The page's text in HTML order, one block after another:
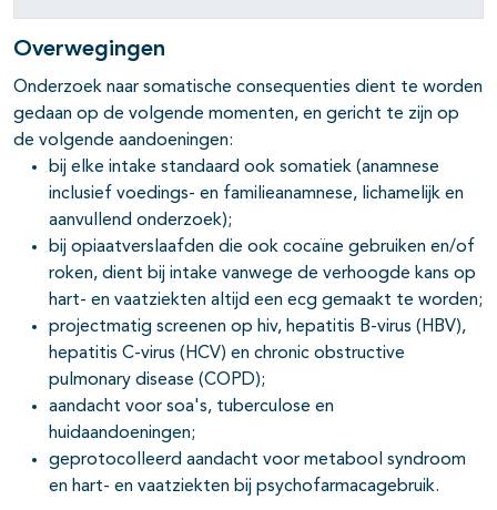
Overwegingen
Onderzoek naar somatische consequenties dient te worden
gedaan op de volgende momenten, en gericht te zijn op
de volgende aandoeningen:
bij elke intake standaard ook somatiek (anamnese
inclusief voedings- en familieanamnese, lichamelijk en
aanvullend onderzoek);
bij opiaatverslaafden die ook cocaïne gebruiken en/of
roken, dient bij intake vanwege de verhoogde kans op
hart- en vaatziekten altijd een ecg gemaakt te worden;
projectmatig screenen op hiv, hepatitis B-virus (HBV),
hepatitis C-virus (HCV) en chronic obstructive
pulmonary disease (COPD);
aandacht voor soa's, tuberculose en
huidaandoeningen;
geprotocolleerd aandacht voor metabool syndroom
en hart- en vaatziekten bij psychofarmacagebruik.